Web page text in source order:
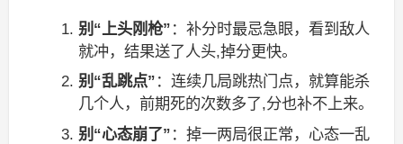
别“上头刚枪” ：补分时最忌急眼，看到敌人
就冲，结果送了人头,掉分更快。
别“乱跳点” ：连续几局跳热门点，就算能杀
几个人，前期死的次数多了,分也补不上来。
别“心态崩了” ：掉一两局很正常，心态一乱